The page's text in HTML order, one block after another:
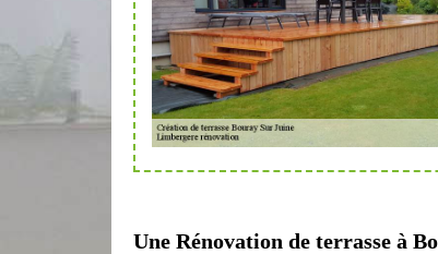
Une Rénovation de terrasse à